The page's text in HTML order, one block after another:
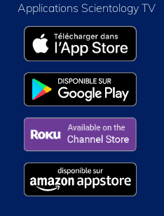
Applications Scientology TV